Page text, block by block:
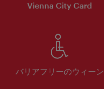
Vienna City Card
バリアフリーのウィーン